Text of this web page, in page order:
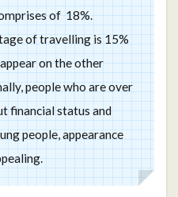
of 18%.
of travelling is 15%
on the other
people who are over
financial status and
people, appearance